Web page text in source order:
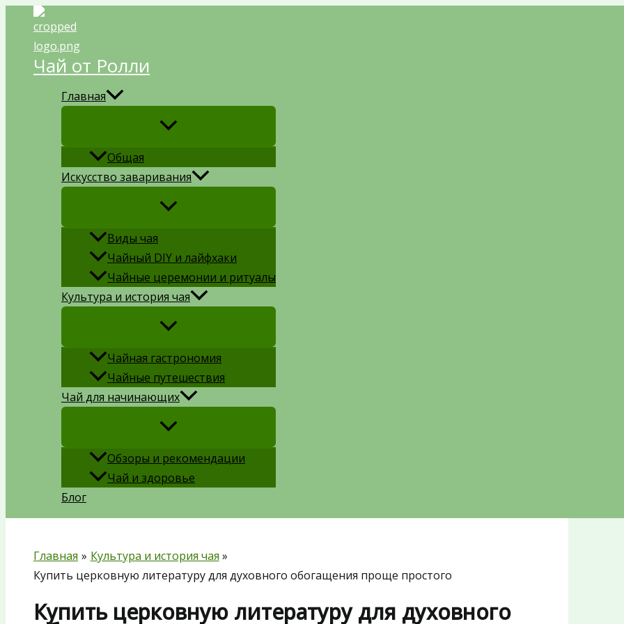
Перейти
содержимому
Чай от Ролли
Главная
Общая
Искусство заваривания
Виды чая
Чайный DIY и лайфхаки
Чайные церемонии и ритуалы
Культура и история чая
Чайная гастрономия
Чайные путешествия
Чай для начинающих
Обзоры и рекомендации
Чай и здоровье
Блог
Главная
Культура и история чая
Купить церковную литературу для духовного обогащения проще простого
Купить церковную литературу для духовного